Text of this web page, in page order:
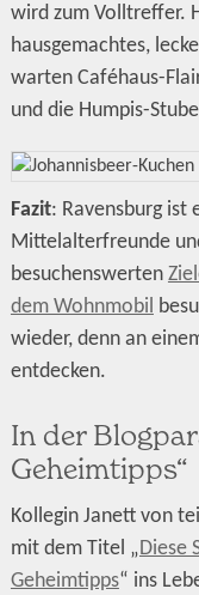
wird zum Volltreffer.
hausgemachtes,
warten Caféhaus-
und die Humpis-
Fazit: Ravensburg ist
Mittelalterfreunde
besuchenswerten
dem Wohnmobil
wieder, denn an
entdecken.
In der
Geheimtipps“
Kollegin Janett von
mit dem Titel „Diese
Geheimtipps“ ins